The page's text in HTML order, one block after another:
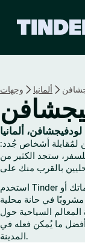
وجهات ألمانيا
لودفيجشافن، ألمانيا
لمُقابلة أشخاص جُدد:
ستجد الكثير من
استخدم Tinder لتُبادل الإعجاب مع شخص يُشاركُك اهتماماتك أو
في حانة محلية
السياحية حول
ما يُمكن فعله في
المدينة.